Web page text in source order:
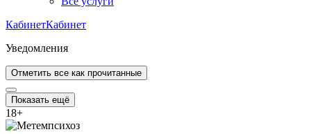
КабинетКабинет
Уведомления
Отметить все как прочитанные
Показать ещё
18+